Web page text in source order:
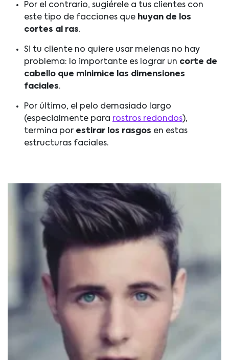
Por el contrario, sugiérele a tus clientes con
este tipo de facciones que huyan de los
cortes al ras.
Si tu cliente no quiere usar melenas no hay
problema: lo importante es lograr un corte de
cabello que minimice las dimensiones
faciales.
Por último, el pelo demasiado largo
(especialmente para rostros redondos),
termina por estirar los rasgos en estas
estructuras faciales.